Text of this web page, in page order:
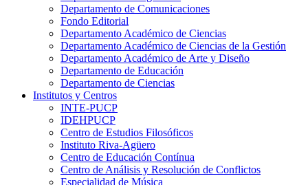
Departamento de Comunicaciones
Fondo Editorial
Departamento Académico de Ciencias
Departamento Académico de Ciencias de la Gestión
Departamento Académico de Arte y Diseño
Departamento de Educación
Departamento de Ciencias
Institutos y Centros
INTE-PUCP
IDEHPUCP
Centro de Estudios Filosóficos
Instituto Riva-Agüero
Centro de Educación Contínua
Centro de Análisis y Resolución de Conflictos
Especialidad de Música